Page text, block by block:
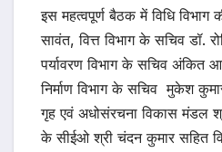
इस महत्वपूर्ण बैठक में विधि
सावंत, वित्त विभाग के सचिव डॉ.
पर्यावरण विभाग के सचिव अंकित
निर्माण विभाग के सचिव मुकेश
गृह एवं अधोसंरचना विकास मंडल
के सीईओ श्री चंदन कुमार सहित